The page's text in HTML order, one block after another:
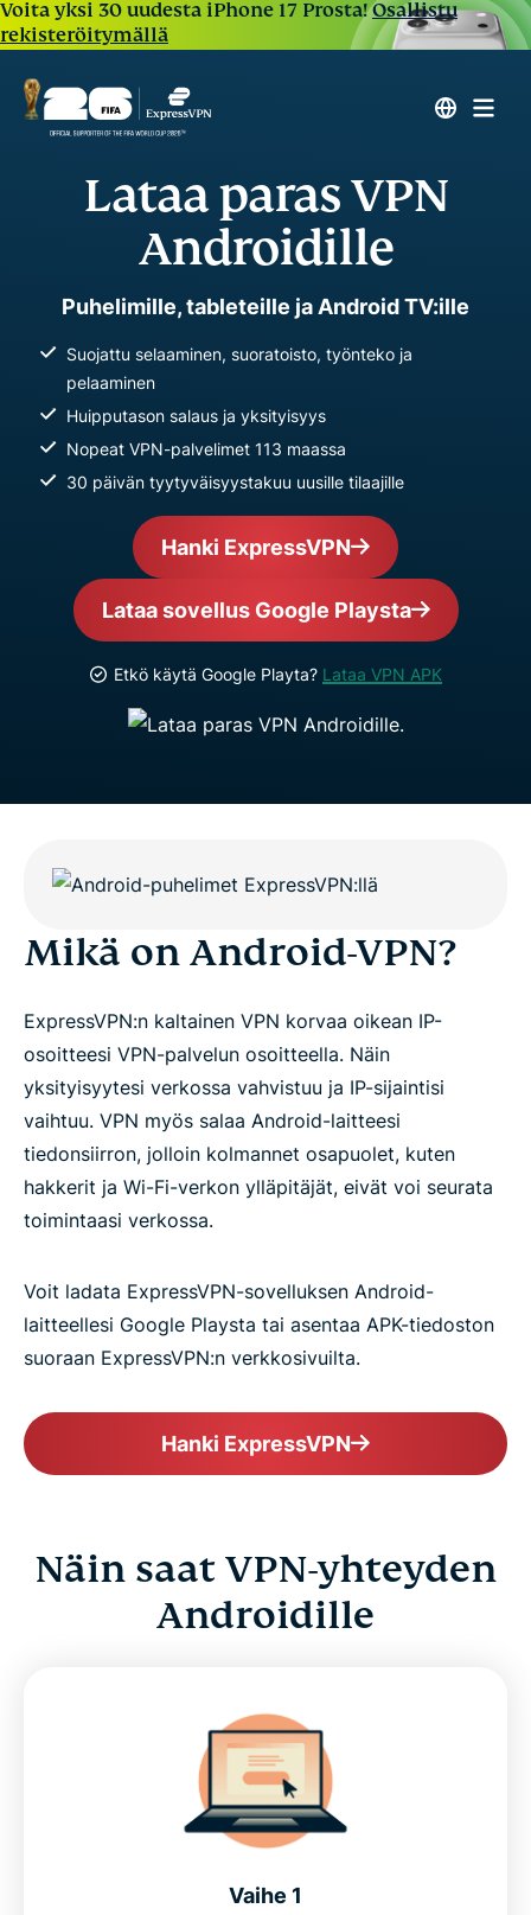
Voita yksi 30 uudesta iPhone 17 Prosta!Osallistu
rekisteröitymällä
Lataa paras VPN
Androidille
Puhelimille, tableteille ja Android TV:ille
Suojattu selaaminen, suoratoisto, työnteko ja
pelaaminen
Huipputason salaus ja yksityisyys
Nopeat VPN-palvelimet 113 maassa
30 päivän tyytyväisyystakuu uusille tilaajille
Hanki ExpressVPN
Lataa sovellus Google Playsta
Etkö käytä Google Playta? Lataa VPN APK
Mikä on Android-VPN?
ExpressVPN:n kaltainen VPN korvaa oikean IP-
osoitteesi VPN-palvelun osoitteella. Näin
yksityisyytesi verkossa vahvistuu ja IP-sijaintisi
vaihtuu. VPN myös salaa Android-laitteesi
tiedonsiirron, jolloin kolmannet osapuolet, kuten
hakkerit ja Wi-Fi-verkon ylläpitäjät, eivät voi seurata
toimintaasi verkossa.
Voit ladata ExpressVPN-sovelluksen Android-
laitteellesi Google Playsta tai asentaa APK-tiedoston
suoraan ExpressVPN:n verkkosivuilta.
Hanki ExpressVPN
Näin saat VPN-yhteyden
Androidille
Vaihe 1